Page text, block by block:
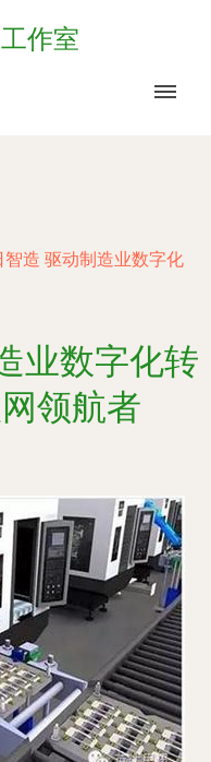
作室
智造 驱动制造业数字化
业数字化转
领航者